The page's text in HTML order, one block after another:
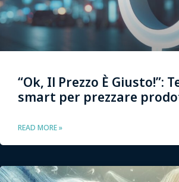
“Ok, Il Prezzo È Giusto!”:
smart per prezzare
READ MORE »